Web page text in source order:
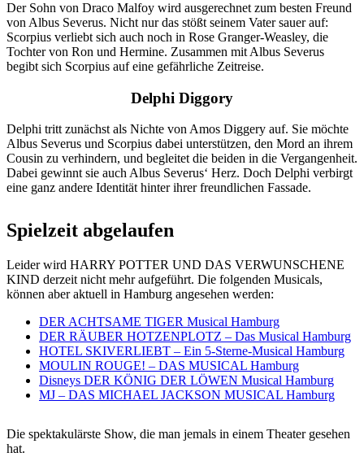
Der Sohn von Draco Malfoy wird ausgerechnet zum besten Freund
von Albus Severus. Nicht nur das stößt seinem Vater sauer auf:
Scorpius verliebt sich auch noch in Rose Granger-Weasley, die
Tochter von Ron und Hermine. Zusammen mit Albus Severus
begibt sich Scorpius auf eine gefährliche Zeitreise.
Delphi Diggory
Delphi tritt zunächst als Nichte von Amos Diggery auf. Sie möchte
Albus Severus und Scorpius dabei unterstützen, den Mord an ihrem
Cousin zu verhindern, und begleitet die beiden in die Vergangenheit.
Dabei gewinnt sie auch Albus Severus‘ Herz. Doch Delphi verbirgt
eine ganz andere Identität hinter ihrer freundlichen Fassade.
Spielzeit abgelaufen
Leider wird HARRY POTTER UND DAS VERWUNSCHENE
KIND derzeit nicht mehr aufgeführt. Die folgenden Musicals,
können aber aktuell in Hamburg angesehen werden:
DER ACHTSAME TIGER Musical Hamburg
DER RÄUBER HOTZENPLOTZ – Das Musical Hamburg
HOTEL SKIVERLIEBT – Ein 5-Sterne-Musical Hamburg
MOULIN ROUGE! – DAS MUSICAL Hamburg
Disneys DER KÖNIG DER LÖWEN Musical Hamburg
MJ – DAS MICHAEL JACKSON MUSICAL Hamburg
Die spektakulärste Show, die man jemals in einem Theater gesehen
hat.